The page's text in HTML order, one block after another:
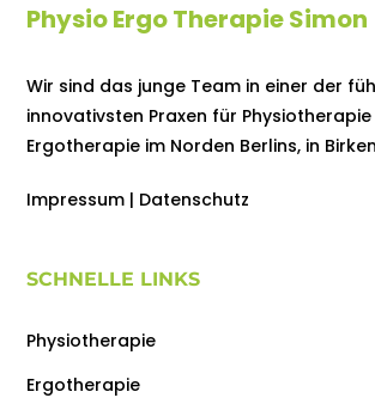
Physio Ergo Therapie Simon
Wir sind das junge Team in einer der
innovativsten Praxen für
Ergotherapie im Norden Berlins, in
Impressum | Datenschutz
SCHNELLE LINKS
Physiotherapie
Ergotherapie